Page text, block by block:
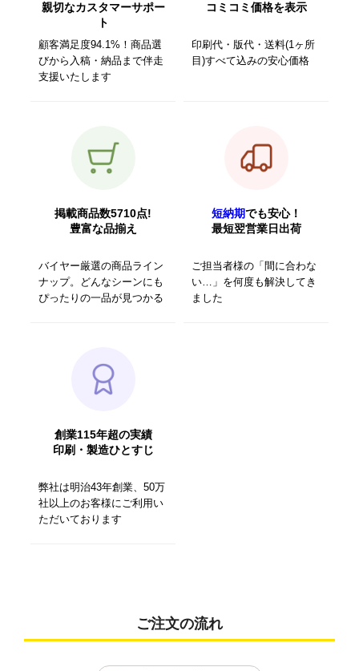
親切なカスタマーサポー
ト
顧客満足度94.1%！商品選
びから入稿・納品まで伴走
支援いたします
コミコミ価格を表示
印刷代・版代・送料(1ヶ所
目)すべて込みの安心価格
掲載商品数5710点!
豊富な品揃え
バイヤー厳選の商品ライン
ナップ。どんなシーンにも
ぴったりの一品が見つかる
短納期でも安心！
最短翌営業日出荷
ご担当者様の「間に合わな
い…」を何度も解決してき
ました
創業115年超の実績
印刷・製造ひとすじ
弊社は明治43年創業、50万
社以上のお客様にご利用い
ただいております
ご注文の流れ